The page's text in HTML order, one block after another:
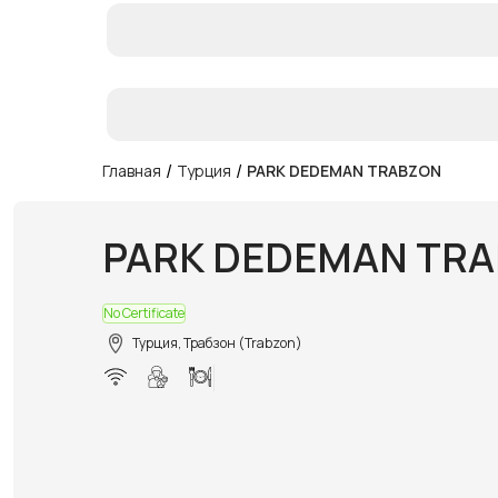
Главная / Турция / PARK DEDEMAN TRABZON
PARK DEDEMAN
No Certificate
Турция, Трабзон (Trabzon)